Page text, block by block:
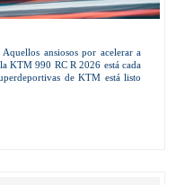
ansiosos por acelerar a
KTM 990 RC R 2026 está cada
de KTM está listo